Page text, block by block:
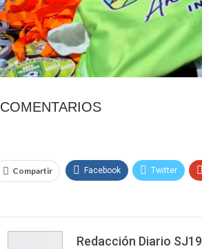
COMENTARIOS
Compartir Facebook Twitter
Redacción Diario SJ19